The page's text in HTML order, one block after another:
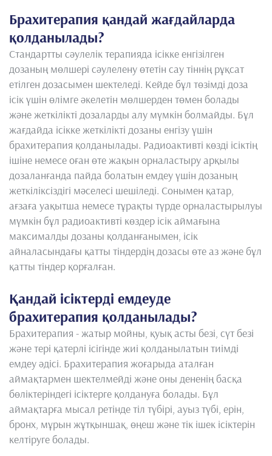
Брахитерапия қандай жағдайларда
қолданылады?
Стандартты сәулелік терапияда ісікке енгізілген
дозаның мөлшері сәулелену өтетін сау тіннің рұқсат
етілген дозасымен шектеледі. Кейде бұл төзімді доза
ісік үшін өлімге әкелетін мөлшерден төмен болады
және жеткілікті дозаларды алу мүмкін болмайды. Бұл
жағдайда ісікке жеткілікті дозаны енгізу үшін
брахитерапия қолданылады. Радиоактивті көзді ісіктің
ішіне немесе оған өте жақын орналастыру арқылы
дозаланғанда пайда болатын емдеу үшін дозаның
жеткіліксіздігі мәселесі шешіледі. Сонымен қатар,
ағзаға уақытша немесе тұрақты түрде орналастырылуы
мүмкін бұл радиоактивті көздер ісік аймағына
максималды дозаны қолданғанымен, ісік
айналасындағы қатты тіндердің дозасы өте аз және бұл
қатты тіндер қорғалған.
Қандай ісіктерді емдеуде
брахитерапия қолданылады?
Брахитерапия - жатыр мойны, қуық асты безі, сүт безі
және тері қатерлі ісігінде жиі қолданылатын тиімді
емдеу әдісі. Брахитерапия жоғарыда аталған
аймақтармен шектелмейді және оны дененің басқа
бөліктеріндегі ісіктерге қолдануға болады. Бұл
аймақтарға мысал ретінде тіл түбірі, ауыз түбі, ерін,
бронх, мұрын жұтқыншақ, өңеш және тік ішек ісіктерін
келтіруге болады.